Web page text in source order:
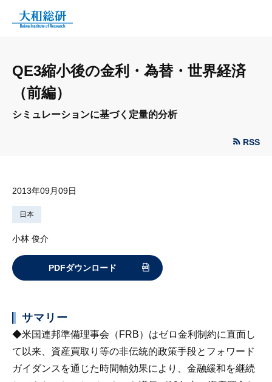
QE3縮小後の金利・為替・世界経済
（前編）
シミュレーションに基づく定量的分析
RSS
2013年09月09日
日本
小林 俊介
PDFダウンロード
サマリー
◆米国連邦準備理事会（FRB）はゼロ金利制約に直面し
て以来、資産買取り等の非伝統的政策手段とフォワード
ガイダンスを通じた時間軸効果により、金融緩和を継続